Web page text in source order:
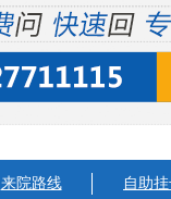
来院路线 自助